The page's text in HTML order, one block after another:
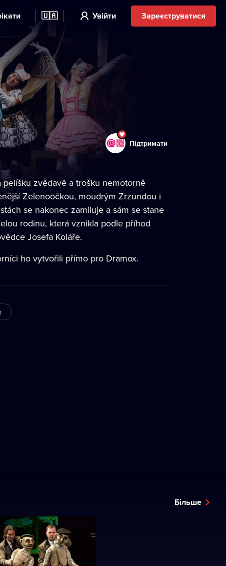
🇺🇦 Увійти Зареєструватися
Підтримати
zvědavě a trošku nemotorně
Zelenoočkou, moudrým Zrzundou i
se nakonec zamiluje a sám se stane
rodinu, která vznikla podle příhod
Josefa Koláře.
ho vytvořili přímo pro Dramox.
Більше